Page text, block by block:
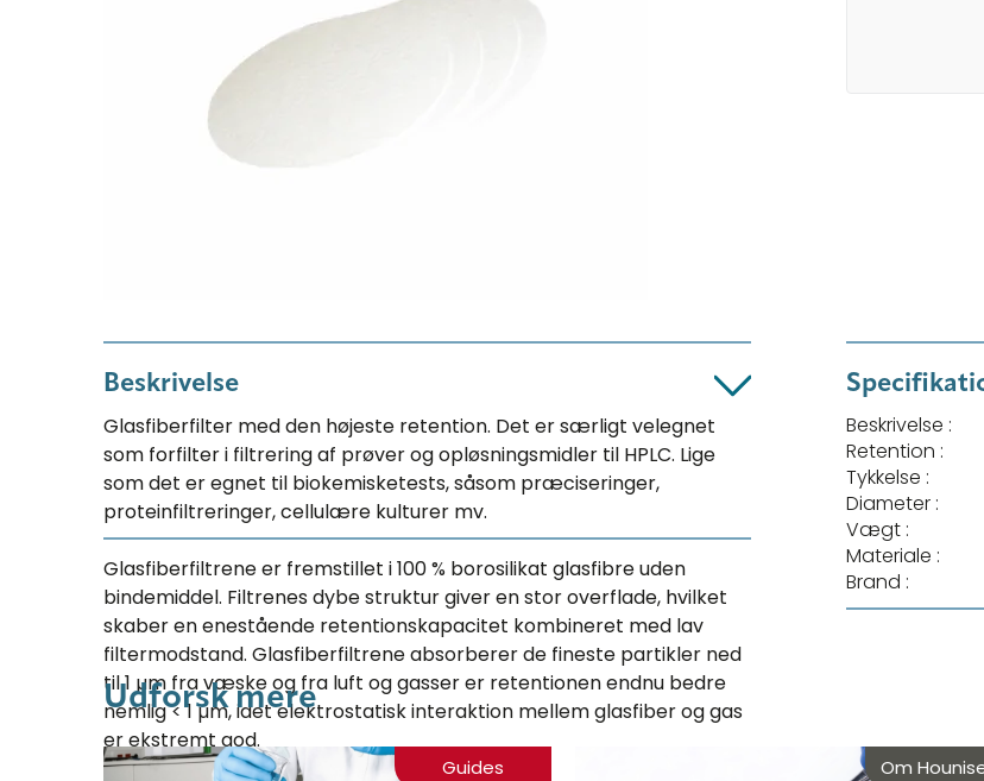
Beskrivelse
Glasfiberfilter med den højeste retention. Det er særligt velegnet
som forfilter i filtrering af prøver og opløsningsmidler til HPLC. Lige
som det er egnet til biokemisketests, såsom præciseringer,
proteinfiltreringer, cellulære kulturer mv.
Glasfiberfiltrene er fremstillet i 100 % borosilikat glasfibre uden
bindemiddel. Filtrenes dybe struktur giver en stor overflade, hvilket
skaber en enestående retentionskapacitet kombineret med lav
filtermodstand. Glasfiberfiltrene absorberer de fineste partikler ned
til 1 µm fra væske og fra luft og gasser er retentionen endnu bedre
nemlig < 1 µm, idet elektrostatisk interaktion mellem glasfiber og gas
er ekstremt god.
Beskrivelse :
Retention :
Tykkelse :
Diameter :
Vægt :
Materiale :
Brand :
Udforsk mere
Guides Om